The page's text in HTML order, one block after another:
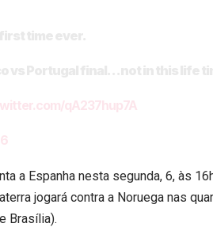
qA237hup7A
a Espanha nesta segunda, 6, às
jogará contra a Noruega nas
Brasília).